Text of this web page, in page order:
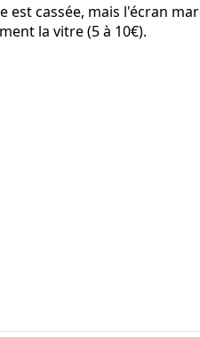
cassée, mais l'écran
la vitre (5 à 10€).